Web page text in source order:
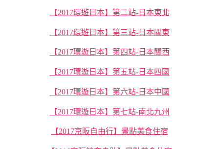
【2017環遊日本】第二站-日本東北
【2017環遊日本】第三站-日本關東
【2017環遊日本】第四站-日本關西
【2017環遊日本】第五站-日本四國
【2017環遊日本】第六站-日本中國
【2017環遊日本】第七站-南北九州
【2017京阪自由行】景點美食住宿